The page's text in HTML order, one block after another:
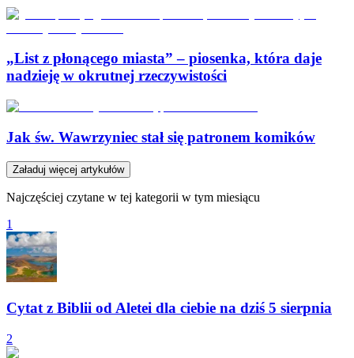
„List z płonącego miasta” – piosenka, która daje
nadzieję w okrutnej rzeczywistości
Jak św. Wawrzyniec stał się patronem komików
Załaduj więcej artykułów
Najczęściej czytane w tej kategorii w tym miesiącu
1
Cytat z Biblii od Aletei dla ciebie na dziś 5 sierpnia
2